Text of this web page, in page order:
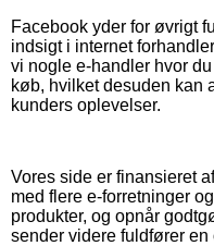
Facebook yder for øvrigt
indsigt i internet
vi nogle e-handler hvor
køb, hvilket desuden kan
kunders oplevelser.
Vores side er finansieret
med flere e-forretninger
produkter, og opnår
sender videre fuldfører en